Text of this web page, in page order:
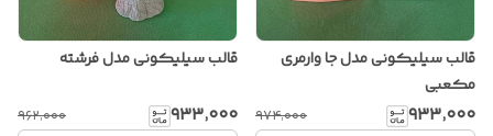
قالب سیلیکونی مدل جا وارمری
مکعبی
۹۳۳٬۰۰۰ ۹۷۴٬۰۰۰
قالب سیلیکونی مدل فرشته
۹۳۳٬۰۰۰ ۹۶۲٬۰۰۰